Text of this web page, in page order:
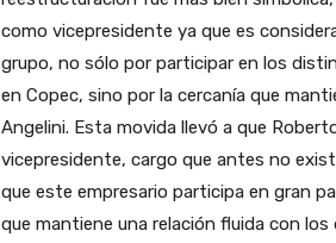
como vicepresidente ya que es
grupo, no sólo por participar en los
en Copec, sino por la cercanía que
Angelini. Esta movida llevó a que
vicepresidente, cargo que antes no
que este empresario participa en gran
que mantiene una relación fluida con